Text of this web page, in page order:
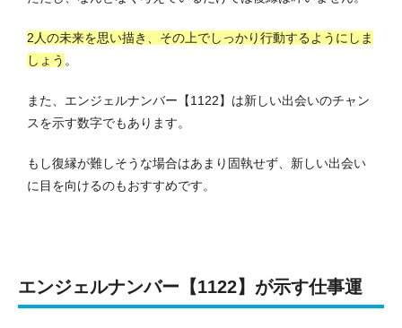
2人の未来を思い描き、その上でしっかり行動するようにしま
しょう 。
また、エンジェルナンバー【1122】は新しい出会いのチャン
スを示す数字でもあります。
もし復縁が難しそうな場合はあまり固執せず、新しい出会い
に目を向けるのもおすすめです。
エンジェルナンバー【1122】が示す仕事運